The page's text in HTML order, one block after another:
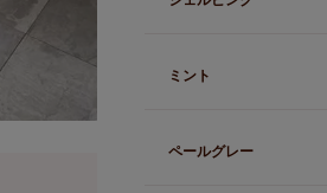
ミント
ペールグレー